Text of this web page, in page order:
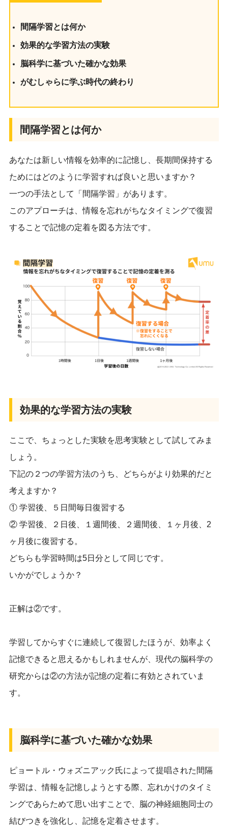
間隔学習とは何か
効果的な学習方法の実験
脳科学に基づいた確かな効果
がむしゃらに学ぶ時代の終わり
間隔学習とは何か
あなたは新しい情報を効率的に記憶し、長期間保持する
ためにはどのように学習すれば良いと思いますか？
一つの手法として「間隔学習」があります。
このアプローチは、情報を忘れがちなタイミングで復習
することで記憶の定着を図る方法です。
効果的な学習方法の実験
ここで、ちょっとした実験を思考実験として試してみま
しょう。
下記の２つの学習方法のうち、どちらがより効果的だと
考えますか？
① 学習後、５日間毎日復習する
② 学習後、２日後、１週間後、２週間後、１ヶ月後、2
ヶ月後に復習する。
どちらも学習時間は5日分として同じです。
いかがでしょうか？
正解は②です。
学習してからすぐに連続して復習 したほう が、効率よく
記憶できると 思えるかもしれませんが、現代の脳科学の
研究からは②の方法が記憶の定着に有効とされていま
す。
脳科学に基づいた確かな効果
ピョートル・ウォズニアック氏によって提唱された間隔
学習は、情報を記憶しようとする際、忘れかけのタイミ
ングであらためて思い出すことで、脳の神経細胞同士の
結びつきを強化し、記憶を定着させます。